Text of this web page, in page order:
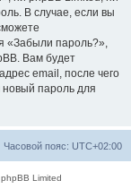
В случае, если вы
«Забыли пароль?»,
Вам будет
email, после чего
новый пароль для
Часовой пояс: UTC+02:00
Limited